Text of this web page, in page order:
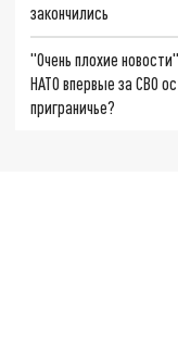
закончились
"Очень плохие
НАТО впервые за СВО
приграничье?